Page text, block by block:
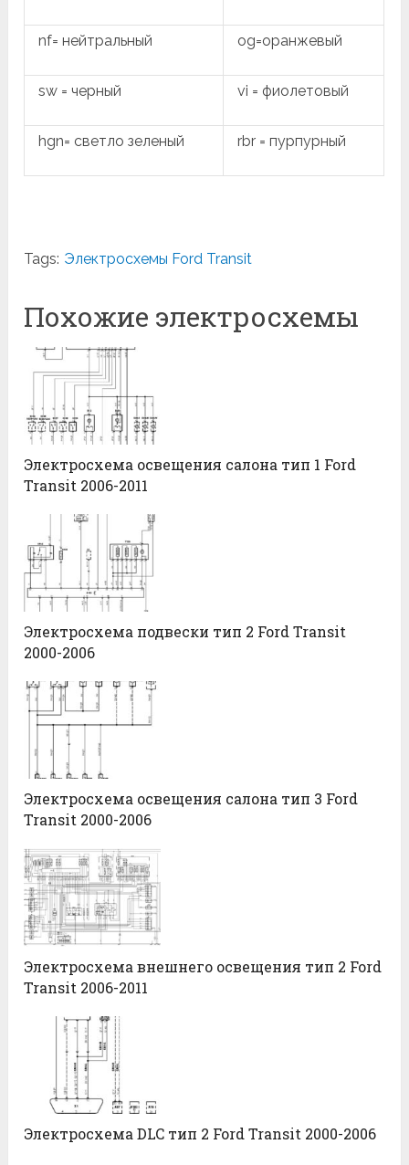
nf= нейтральный og=оранжевый
sw = черный vi = фиолетовый
hgn= светло зеленый rbr = пурпурный
Tags: Электросхемы Ford Transit
Похожие электросхемы
Электросхема освещения салона тип 1 Ford
Transit 2006-2011
Электросхема подвески тип 2 Ford Transit
2000-2006
Электросхема освещения салона тип 3 Ford
Transit 2000-2006
Электросхема внешнего освещения тип 2 Ford
Transit 2006-2011
Электросхема DLC тип 2 Ford Transit 2000-2006